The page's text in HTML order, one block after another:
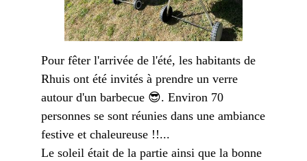
Pour fêter l'arrivée de l'été, les habitants de
Rhuis ont été invités à prendre un verre
autour d'un barbecue 😎. Environ 70
personnes se sont réunies dans une ambiance
festive et chaleureuse !!...
Le soleil était de la partie ainsi que la bonne